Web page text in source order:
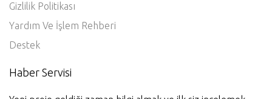
Gizlilik Politikası
Yardım Ve İşlem Rehberi
Destek
Haber Servisi